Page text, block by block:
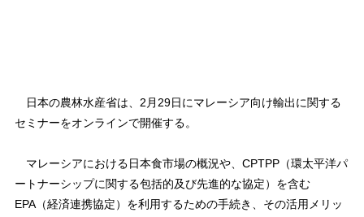
日本の農林水産省は、2月29日にマレーシア向け輸出に関する
セミナーをオンラインで開催する。
マレーシアにおける日本食市場の概況や、CPTPP（環太平洋パ
ートナーシップに関する包括的及び先進的な協定）を含む
EPA（経済連携協定）を利用するための手続き、その活用メリッ